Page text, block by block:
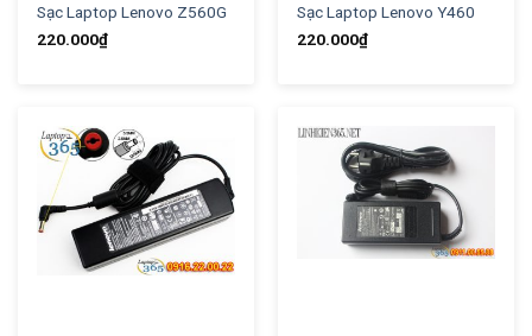
Sạc Laptop Lenovo Z560G
220.000₫
Sạc Laptop Lenovo Y460
220.000₫